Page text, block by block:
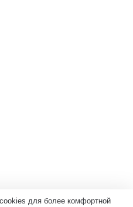
для более комфортной